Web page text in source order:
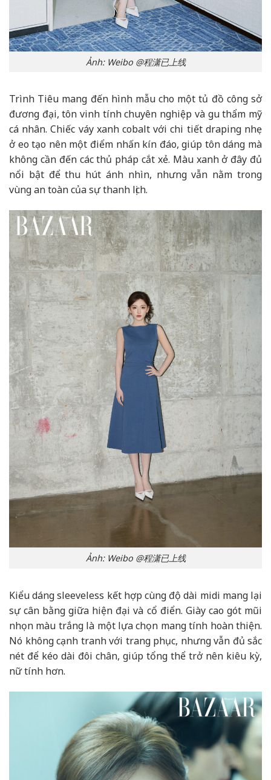
Ảnh: Weibo @程潇已上线
Trình Tiêu mang đến hình mẫu cho một tủ đồ công sở
đương đại, tôn vinh tính chuyên nghiệp và gu thẩm mỹ
cá nhân. Chiếc váy xanh cobalt với chi tiết draping nhẹ
ở eo tạo nên một điểm nhấn kín đáo, giúp tôn dáng mà
không cần đến các thủ pháp cắt xẻ. Màu xanh ở đây đủ
nổi bật để thu hút ánh nhìn, nhưng vẫn nằm trong
vùng an toàn của sự thanh lịch.
Ảnh: Weibo @程潇已上线
Kiểu dáng sleeveless kết hợp cùng độ dài midi mang lại
sự cân bằng giữa hiện đại và cổ điển. Giày cao gót mũi
nhọn màu trắng là một lựa chọn mang tính hoàn thiện.
Nó không cạnh tranh với trang phục, nhưng vẫn đủ sắc
nét để kéo dài đôi chân, giúp tổng thể trở nên kiêu kỳ,
nữ tính hơn.